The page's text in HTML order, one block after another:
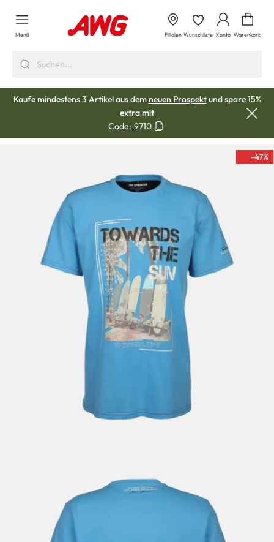
springen
Menü Filialen Wunschliste Konto Warenkorb
Kaufe mindestens 3 Artikel aus demneuen Prospektund spare 15%
extra mit
Code: 9710
-47%